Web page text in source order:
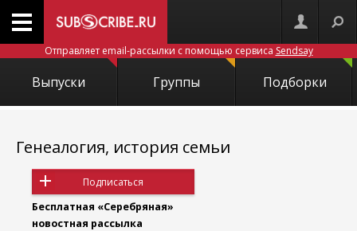
Отправляет email-рассылки с помощью сервиса Sendsay
Выпуски Группы Подборки
Генеалогия, история семьи
Подписаться
Бесплатная «Серебряная»
новостная рассылка